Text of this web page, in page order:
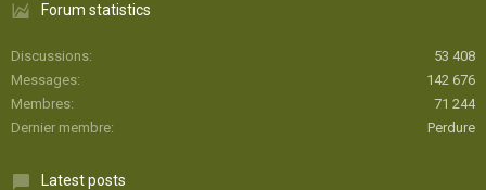
Forum statistics
Discussions
53 408
Messages
142 676
Membres
71 244
Dernier membre
Perdure
Latest posts